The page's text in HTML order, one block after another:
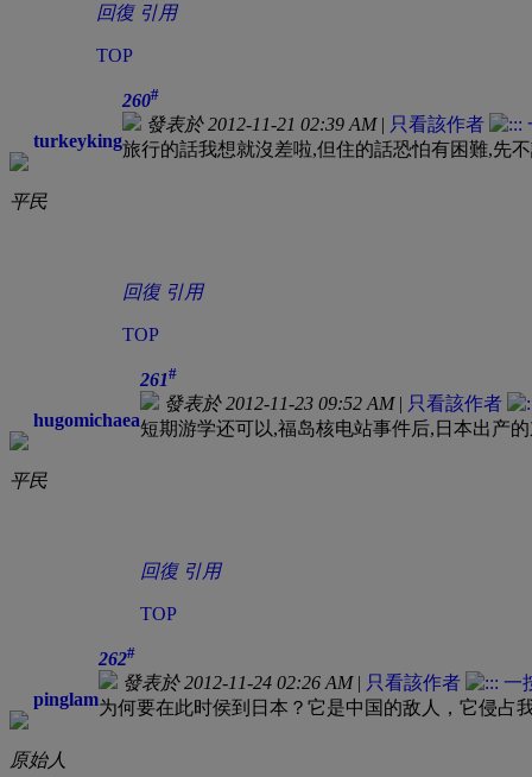
回復 引用
TOP
turkeyking
平民
260#
發表於 2012-11-21 02:39 AM| 只看該作者
旅行的話我想就沒差啦,但住的話恐怕有困難,先
回復 引用
TOP
hugomichaea
平民
261#
發表於 2012-11-23 09:52 AM| 只看該作者
短期游学还可以,福岛核电站事件后,日本出产
回復 引用
TOP
pinglam
原始人
262#
發表於 2012-11-24 02:26 AM| 只看該作者
为何要在此时侯到日本？它是中国的敌人，它侵占